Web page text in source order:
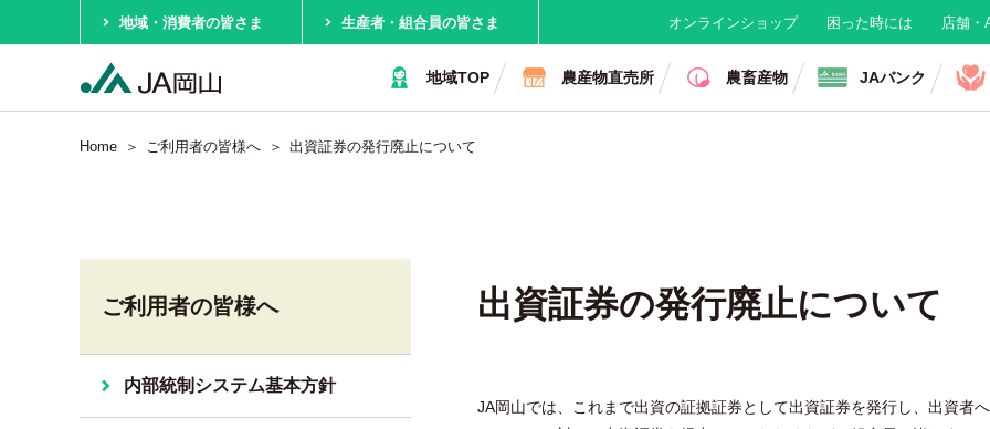
地域・消費者の皆さま 生産者・組合員の皆さま オンラインショップ 困った時には 店舗・
地域TOP 農産物直売所 農畜産物 JAバンク
Home ご利用者の皆様へ 出資証券の発行廃止について
出資証券の発行廃止について
JA岡山では、これまで出資の証拠証券として出資証券を発行し、出資者
ご利用者の皆様へ
内部統制システム基本方針